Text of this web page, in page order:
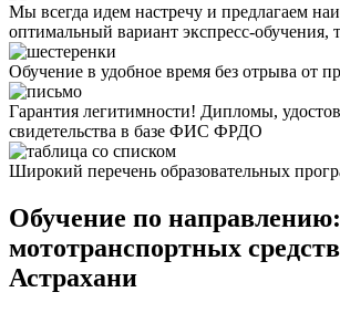
Мы всегда идем настречу и предлагаем
оптимальный вариант экспресс-
Обучение в удобное время без отрыва от
Гарантия легитимности! Дипломы,
свидетельства в базе ФИС ФРДО
Широкий перечень образовательных
Обучение по
мототранспортных
Астрахани